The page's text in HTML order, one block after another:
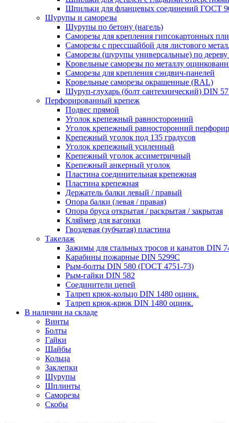
Шпильки для фланцевых соединений ГОСТ
Шурупы и саморезы
Шурупы по бетону (нагель)
Саморезы для крепления гипсокартонных
Саморезы с прессшайбой для листового
Саморезы (шурупы универсальные) по
Кровельные саморезы по металлу
Саморезы для крепления сэндвич-панелей
Кровельные саморезы окрашенные (RAL)
Шуруп-глухарь (болт сантехнический) DIN
Перфорированный крепеж
Подвес прямой
Уголок крепежный равносторонний
Уголок крепежный равносторонний
Крепежный уголок под 135 градусов
Уголок крепежный усиленный
Крепежный уголок ассиметричный
Крепежный анкерный уголок
Пластина соединительная крепежная
Пластина крепежная
Держатель балки левый / правый
Опора балки (левая / правая)
Опора бруса открытая / раскрытая / закрытая
Кляймер для вагонки
Гвоздевая (зубчатая) пластина
Такелаж
Зажимы для стальных тросов и канатов DIN
Карабины пожарные DIN 5299C
Рым-болты DIN 580 (ГОСТ 4751-73)
Рым-гайки DIN 582
Соединители цепей
Талреп крюк-кольцо DIN 1480 оцинк.
Талреп крюк-крюк DIN 1480 оцинк.
В наличии на складе
Винты
Болты
Гайки
Шайбы
Кольца
Заклепки
Шурупы
Шплинты
Саморезы
Скобы